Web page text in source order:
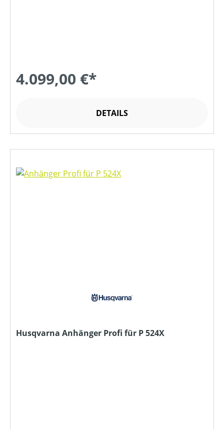
4.099,00 €*
DETAILS
Husqvarna Anhänger Profi für P 524X